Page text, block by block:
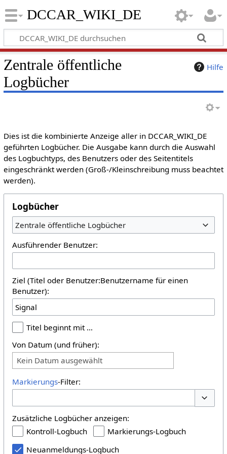
DCCAR_WIKI_DE
Hilfe
Zentrale öffentliche
Logbücher
Dies ist die kombinierte Anzeige aller in DCCAR_WIKI_DE
geführten Logbücher. Die Ausgabe kann durch die Auswahl
des Logbuchtyps, des Benutzers oder des Seitentitels
eingeschränkt werden (Groß-/Kleinschreibung muss beachtet
werden).
Logbücher
Zentrale öffentliche Logbücher
Ausführender Benutzer:
Ziel (Titel oder Benutzer:Benutzername für einen
Benutzer):
Titel beginnt mit …
Von Datum (und früher):
Kein Datum ausgewählt
Markierungs-Filter:
Zusätzliche Logbücher anzeigen:
Kontroll-Logbuch
Markierungs-Logbuch
Neuanmeldungs-Logbuch